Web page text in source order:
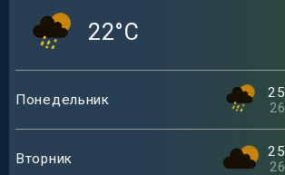
22°C
Понедельник 25
26
Вторник 25
26